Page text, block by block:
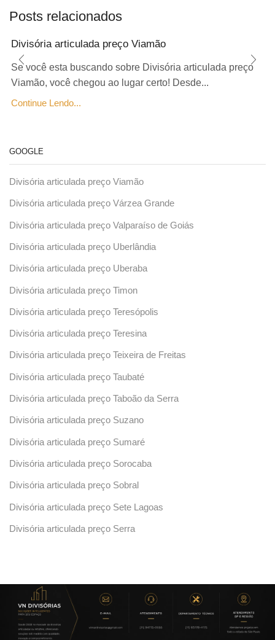
Posts relacionados
Divisória articulada preço Viamão
Se você esta buscando sobre Divisória articulada preço
Viamão, você chegou ao lugar certo! Desde...
Continue Lendo...
GOOGLE
Divisória articulada preço Viamão
Divisória articulada preço Várzea Grande
Divisória articulada preço Valparaíso de Goiás
Divisória articulada preço Uberlândia
Divisória articulada preço Uberaba
Divisória articulada preço Timon
Divisória articulada preço Teresópolis
Divisória articulada preço Teresina
Divisória articulada preço Teixeira de Freitas
Divisória articulada preço Taubaté
Divisória articulada preço Taboão da Serra
Divisória articulada preço Suzano
Divisória articulada preço Sumaré
Divisória articulada preço Sorocaba
Divisória articulada preço Sobral
Divisória articulada preço Sete Lagoas
Divisória articulada preço Serra